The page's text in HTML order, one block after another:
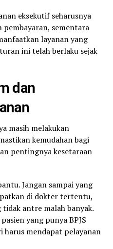
eksekutif seharusnya
pembayaran, sementara
layanan yang
ini telah berlaku sejak
dan
masih melakukan
kemudahan bagi
pentingnya kesetaraan
Jangan sampai yang
di dokter tertentu,
antre malah banyak.
yang punya BPJS
harus mendapat pelayanan